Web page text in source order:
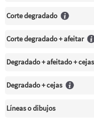
Corte degradado
Corte degradado + afeitar
Degradado + afeitado + cejas
Degradado + cejas
Líneas o dibujos